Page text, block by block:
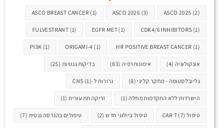
ASCO 2025 (2)
ASCO 2026 (3)
ASCO BREAST CANCER(1)
CDK4/6 INHIBITORS (1)
EGFR MET(1)
FULVESTRANT (1)
HR POSITIVE BREAST CANCER (1)
ORIGAMI-4 (1)
PI3K (1)
אונקולוגיה (4) אימונותרפיה (83) בדיקות גנטיות (25)
גליובלסטומה - מחקר קליני(8) גרורות ל-CNS(1)
הישרדות ללא התקדמות מחלה(1) זריקה תת עורית(1)
טיפול CAR T (7) טיפול ביולוגי חדש(2) טיפולים בהנדסה גנטית (7)